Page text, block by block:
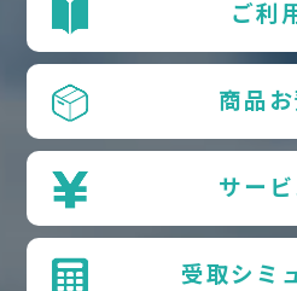
ご利
商品
サー
受取シミ